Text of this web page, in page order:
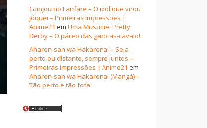
Gunjou no Fanfare – O idol que virou
jóquei – Primeiras impressões |
Anime21 em Uma Musume: Pretty
Derby – O páreo das garotas-cavalo!
Aharen-san wa Hakarenai – Seja
perto ou distante, sempre juntos –
Primeiras impressões | Anime21 em
Aharen-san wa Hakarenai (Mangá) –
Tão perto e tão fofa